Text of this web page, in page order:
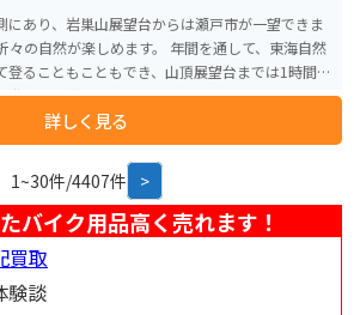
にあり、岩巣山展望台からは瀬戸市が一望できま
々の自然が楽しめます。 年間を通して、東海自然
登ることもこともでき、山頂展望台までは1時間ほ
登ることができません。
詳しく見る
1~30件/4407件 >
バイク用品高く売れます！
買取
験談